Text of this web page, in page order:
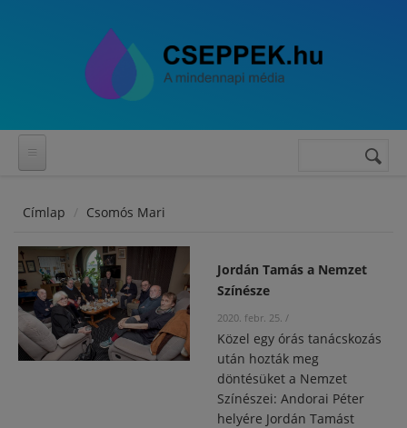
Keresés
Címlap Csomós Mari
Jordán Tamás a Nemzet
Színésze
2020. febr. 25. /
Közel egy órás tanácskozás
után hozták meg
döntésüket a Nemzet
Színészei: Andorai Péter
helyére Jordán Tamást